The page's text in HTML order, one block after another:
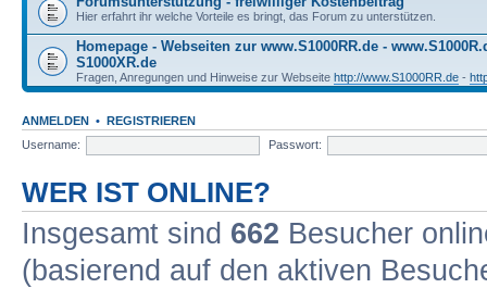
Hier erfahrt ihr welche Vorteile es bringt, das Forum zu unterstützen.
Homepage - Webseiten zur www.S1000RR.de -
S1000XR.de
Fragen, Anregungen und Hinweise zur Webseite http://www.S1000RR.de -
ANMELDEN • REGISTRIEREN
Username:
Passwort:
WER IST ONLINE?
Insgesamt sind 662 Besucher
(basierend auf den aktiven